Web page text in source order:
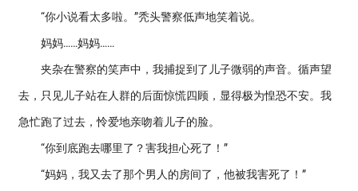
“你小说看太多啦。”秃头警察低声地笑着说。
妈妈……妈妈……
夹杂在警察的笑声中，我捕捉到了儿子微弱的声音。循声望
去，只见儿子站在人群的后面惊慌四顾，显得极为惶恐不安。我
急忙跑了过去，怜爱地亲吻着儿子的脸。
“你到底跑去哪里了？害我担心死了！”
“妈妈，我又去了那个男人的房间了，他被我害死了！”